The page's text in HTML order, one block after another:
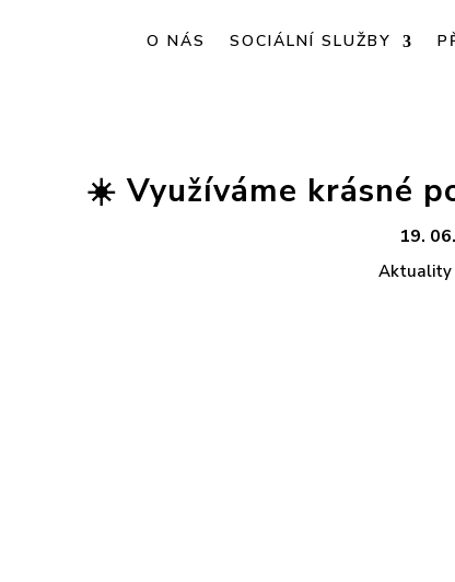
O NÁS SOCIÁLNÍ SLUŽBY
☀️ Využíváme krásné
19.
Aktuality